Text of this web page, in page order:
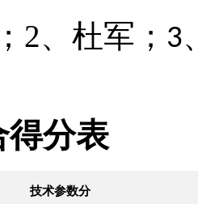
2、杜军； 3
得分表
技术参数分